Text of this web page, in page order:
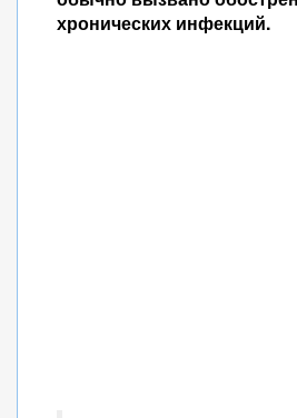
хронических инфекций.